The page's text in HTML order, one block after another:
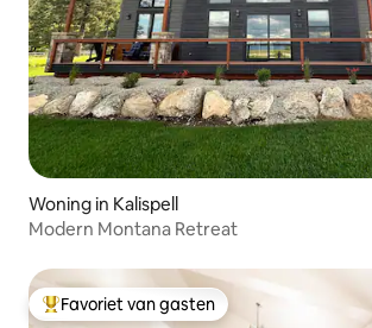
Woning in Kalispell
Modern Montana Retreat
Topfavoriet van gasten
Favoriet van gasten